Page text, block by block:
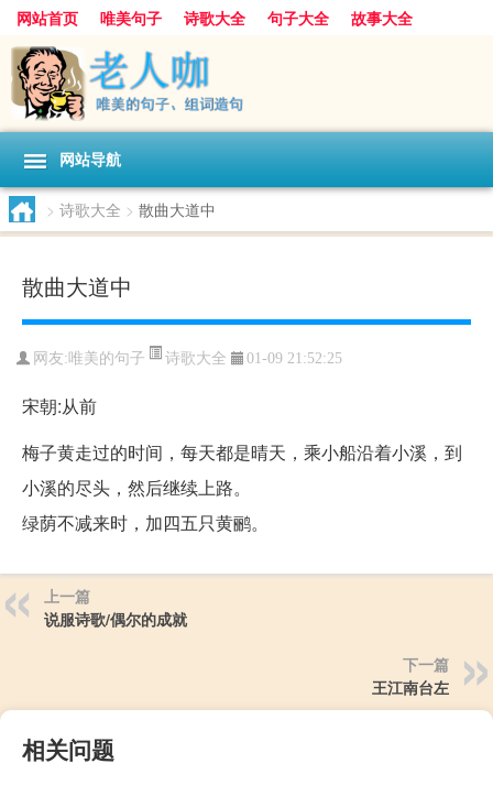
网站首页 唯美句子 诗歌大全 句子大全
故事大全
人生感悟
其他美文 美文欣赏
感人故事
句子分类
网站导航
> 诗歌大全 > 散曲大道中
散曲大道中
网友: 唯美的句子 诗歌大全 01-09 21:52:25
宋朝:从前
梅子黄走过的时间，每天都是晴天，乘小船沿着小溪，到
小溪的尽头，然后继续上路。
绿荫不减来时，加四五只黄鹂。
上一篇
说服诗歌/偶尔的成就
下一篇
王江南台左
相关问题